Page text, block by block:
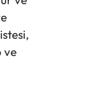
ve